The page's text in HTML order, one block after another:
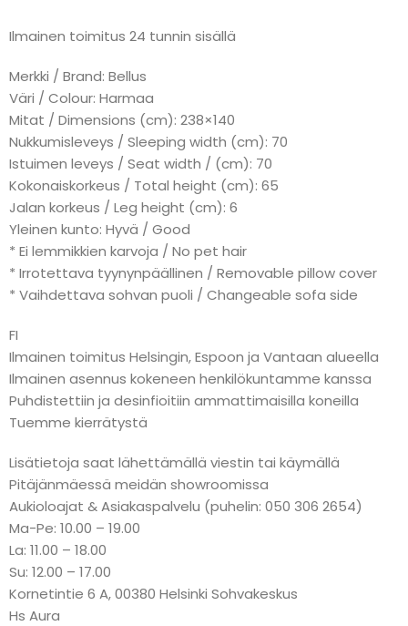
Ilmainen toimitus 24 tunnin sisällä
Merkki / Brand: Bellus
Väri / Colour: Harmaa
Mitat / Dimensions (cm): 238×140
Nukkumisleveys / Sleeping width (cm): 70
Istuimen leveys / Seat width / (cm): 70
Kokonaiskorkeus / Total height (cm): 65
Jalan korkeus / Leg height (cm): 6
Yleinen kunto: Hyvä / Good
* Ei lemmikkien karvoja / No pet hair
* Irrotettava tyynynpäällinen / Removable pillow cover
* Vaihdettava sohvan puoli / Changeable sofa side
FI
Ilmainen toimitus Helsingin, Espoon ja Vantaan alueella
Ilmainen asennus kokeneen henkilökuntamme kanssa
Puhdistettiin ja desinfioitiin ammattimaisilla koneilla
Tuemme kierrätystä
Lisätietoja saat lähettämällä viestin tai käymällä
Pitäjänmäessä meidän showroomissa
Aukioloajat & Asiakaspalvelu (puhelin: 050 306 2654)
Ma-Pe: 10.00 – 19.00
La: 11.00 – 18.00
Su: 12.00 – 17.00
Kornetintie 6 A, 00380 Helsinki Sohvakeskus
Hs Aura